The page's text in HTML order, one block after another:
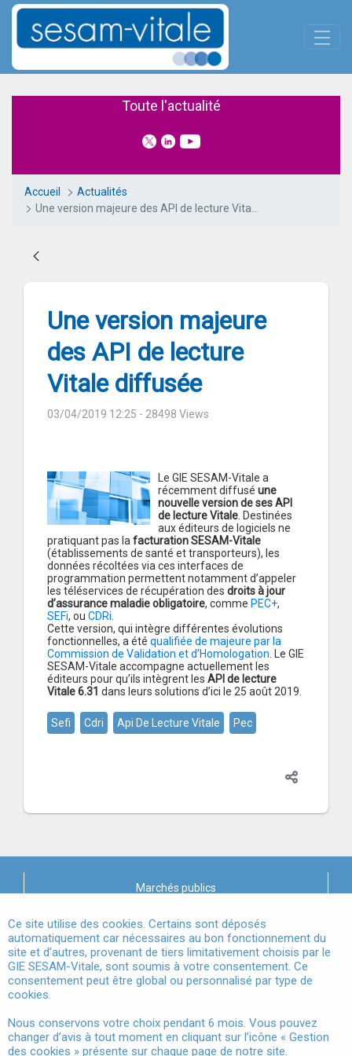
Skip to Main Content
Une version majeure des API
Toute l'actualité
Accueil
Actualités
Une version majeure des API de lecture Vitale diffusée
Une version majeure
des API de lecture
Vitale diffusée
03/04/2019 12:25 - 28498 Views
Le GIE SESAM-Vitale a
récemment diffuséune
nouvelle version de ses API
de lecture Vitale. Destinées
aux éditeurs de logiciels ne
pratiquant pas lafacturation SESAM-Vitale
(établissements de santé et transporteurs), les
données récoltées via ces interfaces de
programmation permettent notamment d’appeler
les téléservices de récupération des droits à jour
d’assurance maladie obligatoire, comme PEC+,
SEFi, ou CDRi.
Cette version, qui intègre différentes évolutions
fonctionnelles, a été qualifiée de majeure par la
Commission de Validation et d’Homologation. Le GIE
SESAM-Vitale accompagne actuellement les
éditeurs pour qu’ils intègrent les API de lecture
Vitale 6.31 dans leurs solutions d’ici le 25 août 2019.
Sefi Cdri Api De Lecture Vitale Pec
Marchés publics
Mentions légales
Conditions Générales d'Utilisation
Données à Caractère Personnel
Accessibilité
Gestion des cookies
Panneau de gestion des cookies
Ce site utilise des cookies. Certains sont déposés
automatiquement car nécessaires au bon fonctionnement du
site et d’autres, provenant de tiers limitativement choisis par le
GIE SESAM-Vitale, sont soumis à votre consentement. Ce
consentement peut être global ou personnalisé par type de
cookies.
Nous conservons votre choix pendant 6 mois. Vous pouvez
changer d’avis à tout moment en cliquant sur l’icône « Gestion
des cookies » présente sur chaque page de notre site.